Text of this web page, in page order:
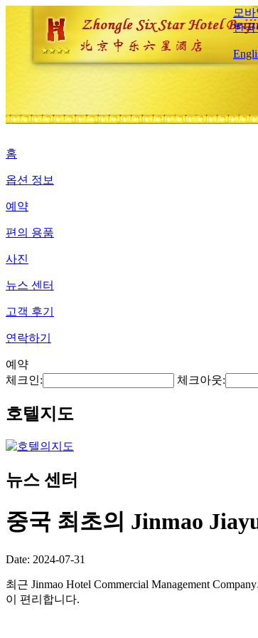
모
한국
홈
옵션 정보
예약
편의 용품
사진
뉴스 센터
고객 후기
연락하기
예약
체크인:
체크아웃:
호텔지도
뉴스 센터
중국 최초의 Jinmao
Date: 2024-07-31
최근 Jinmao Hotel Commercial Management
이 편리합니다.